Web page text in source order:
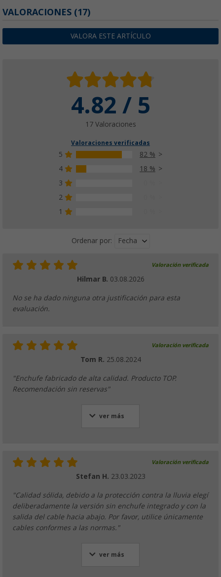
VALORACIONES (17)
VALORA ESTE ARTÍCULO
4.82 / 5
17 Valoraciones
Valoraciones verificadas
5
82 %
4
18 %
3
2
1
Ordenar por: Fecha
Valoración verificada
Hilmar B. 03.08.2026
No se ha dado ninguna otra justificación para esta
evaluación.
Valoración verificada
Tom R. 25.08.2024
"Enchufe fabricado de alta calidad. Producto TOP.
Recomendación sin reservas"
ver más
Valoración verificada
Stefan H. 23.03.2023
"Calidad sólida, debido a la protección contra la lluvia elegí
deliberadamente la versión sin enchufe integrado y con la
salida del cable hacia abajo. Por favor, utilice únicamente
cables conformes a las normas."
ver más